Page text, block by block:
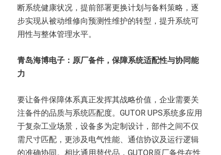
断系统健康状况，提前部署更换计划与备料策略，逐
步实现从被动维修向预测性维护的转型，提升系统可
用性与整体管理水平。
青岛海博电子： 原厂备件， 保障系统适配性与协同能
力
要让备件保障体系真正发挥其战略价值，企业需要关
注备件的品质与系统匹配度。GUTOR UPS系统多应用
于复杂工业场景，设备多为定制设计，部件之间不仅
需尺寸匹配，更涉及电气性能、通信协议及运行逻辑
的准确协同。相比通用替代品，GUTOR原厂备件在性